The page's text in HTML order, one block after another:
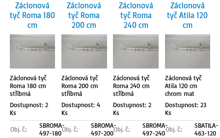
Záclonová
tyč Roma 180
cm
Záclonová tyč
Roma 180 cm
stříbrná
Dostupnost: 2
Ks
Obj. č.:
SBROMA-
497-180
Záclonová
tyč Roma
200 cm
Záclonová tyč
Roma 200 cm
stříbrná
Dostupnost: 4
Ks
Obj. č.:
SBROMA-
497-200
Záclonová
tyč Roma
240 cm
Záclonová tyč
Roma 240 cm
stříbrná
Dostupnost: 2
Ks
Obj. č.:
SBROMA-
497-240
Záclonová
tyč Atila 120
cm
Záclonová tyč
Atila 120 cm
chrom mat
Dostupnost: 23
Ks
Obj. č.:
SBATILA-
463-120